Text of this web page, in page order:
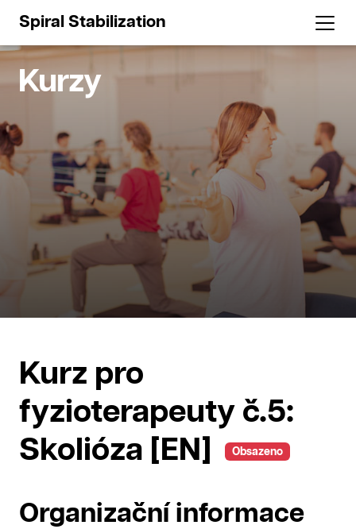
Spiral Stabilization
Kurzy
Kurz pro
fyzioterapeuty č.5:
Skolióza [EN]
Obsazeno
Organizační informace